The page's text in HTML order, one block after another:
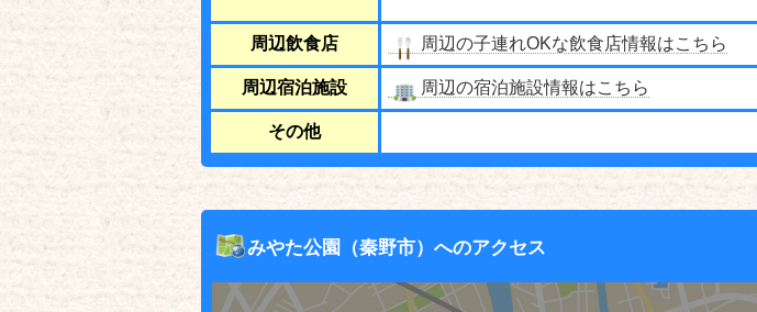
周辺飲食店 周辺の子連れOKな飲食店情報はこちら
周辺宿泊施設 周辺の宿泊施設情報はこちら
その他
みやた公園（秦野市）へのアクセス